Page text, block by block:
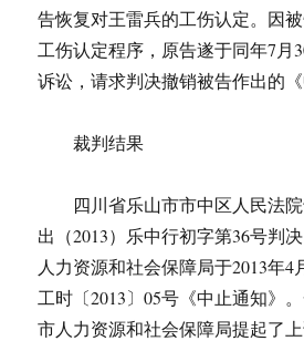
告恢复对王雷兵的工伤认定。因
工伤认定程序，原告遂于同年7月
诉讼，请求判决撤销被告作出的《
裁判结果
四川省乐山市市中区人民法院
出（2013）乐中行初字第36号判
人力资源和社会保障局于2013年4
工时〔2013〕05号《中止通知》
市人力资源和社会保障局提起了